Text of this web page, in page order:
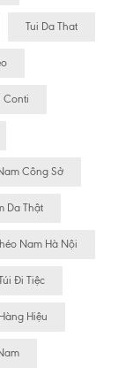
Tui Da That
Conti
Công Sở
Da Thật
Nam Hà Nội
Đi Tiệc
Hiệu